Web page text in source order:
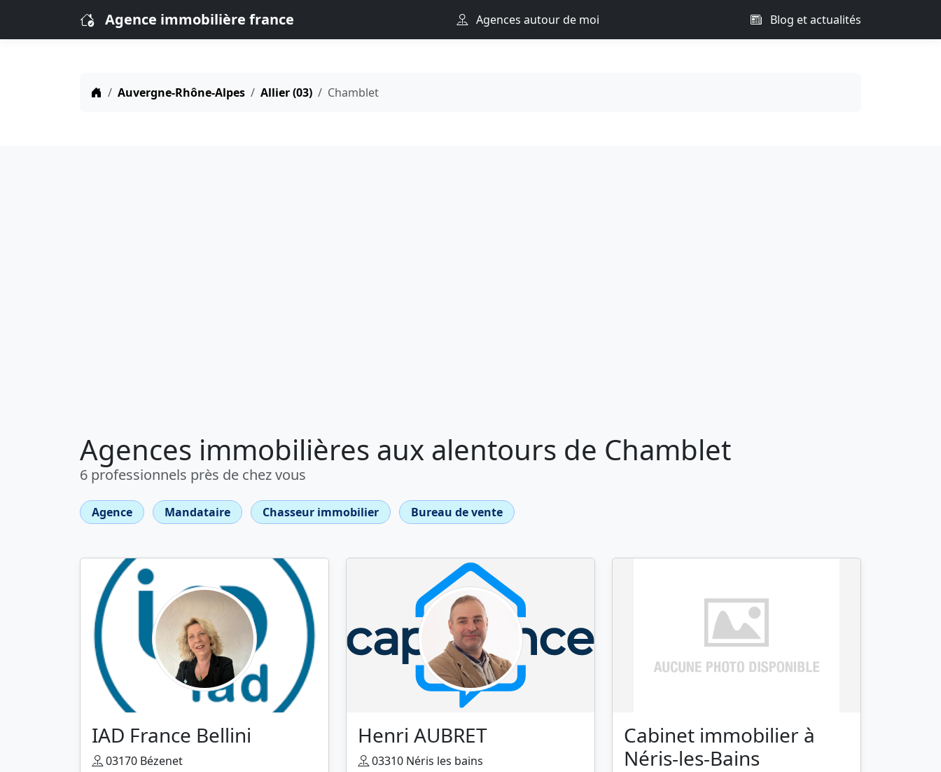
Agence immobilière france Agences autour de moi Blog et actualités
Auvergne-Rhône-Alpes Allier (03) Chamblet
Agences immobilières aux alentours de Chamblet
6 professionnels près de chez vous
Agence Mandataire Chasseur immobilier Bureau de vente
IAD France Bellini
03170 Bézenet
Henri AUBRET
03310 Néris les bains
Cabinet immobilier à
Néris-les-Bains